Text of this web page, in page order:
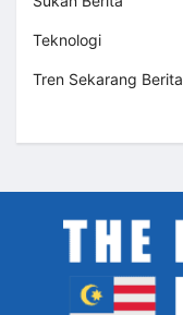
Teknologi
Tren Sekarang Berita